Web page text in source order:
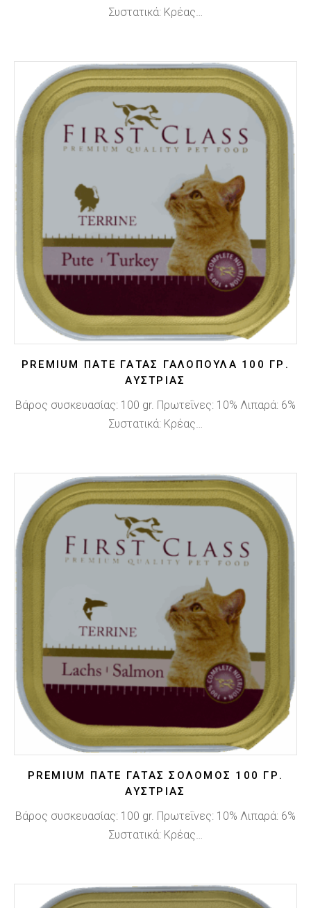
Συστατικά: Κρέας…
PREMIUM ΠΑΤΈ ΓΆΤΑΣ ΓΑΛΟΠΟΎΛΑ 100 ΓΡ.
ΑΥΣΤΡΊΑΣ
Βάρος συσκευασίας: 100 gr. Πρωτεΐνες: 10% Λιπαρά: 6%
Συστατικά: Κρέας…
PREMIUM ΠΑΤΈ ΓΆΤΑΣ ΣΟΛΟΜΌΣ 100 ΓΡ.
ΑΥΣΤΡΊΑΣ
Βάρος συσκευασίας: 100 gr. Πρωτεΐνες: 10% Λιπαρά: 6%
Συστατικά: Κρέας…